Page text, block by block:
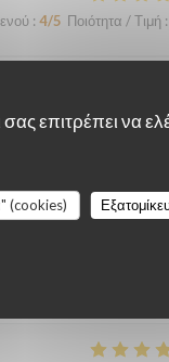
επιτρέπει να
(cookies)
: 4/5 Ποιότητα / Τιμή:
Nous y retournerons
:4/5 Ποιότητα / Τιμή